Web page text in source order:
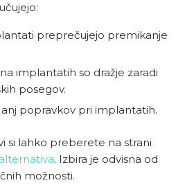
preprečujejo premikanje
implantatih so dražje zaradi
posegov.
popravkov pri implantatih.
si lahko preberete na strani
. Izbira je odvisna od
možnosti.